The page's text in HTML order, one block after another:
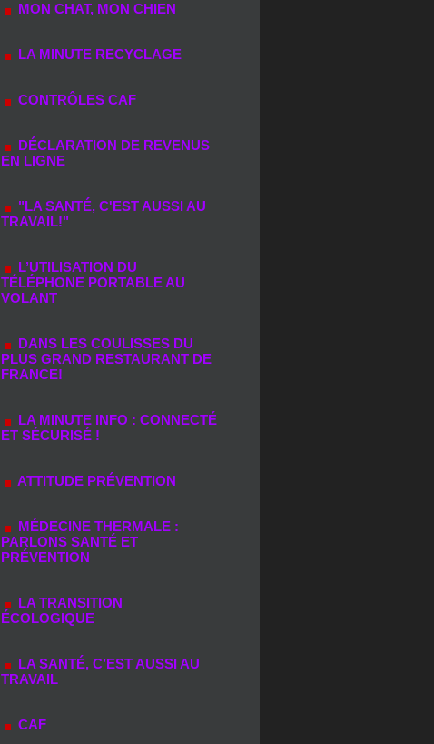
MON CHAT, MON CHIEN
LA MINUTE RECYCLAGE
CONTRÔLES CAF
DÉCLARATION DE REVENUS
EN LIGNE
"LA SANTÉ, C'EST AUSSI AU
TRAVAIL!"
L’UTILISATION DU
TÉLÉPHONE PORTABLE AU
VOLANT
DANS LES COULISSES DU
PLUS GRAND RESTAURANT DE
FRANCE!
LA MINUTE INFO : CONNECTÉ
ET SÉCURISÉ !
ATTITUDE PRÉVENTION
MÉDECINE THERMALE :
PARLONS SANTÉ ET
PRÉVENTION
LA TRANSITION
ÉCOLOGIQUE
LA SANTÉ, C’EST AUSSI AU
TRAVAIL
CAF